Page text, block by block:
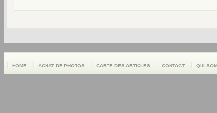
HOME ACHAT DE PHOTOS CARTE DES ARTICLES CONTACT QUI